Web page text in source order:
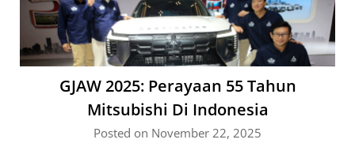
GJAW 2025: Perayaan 55 Tahun
Mitsubishi Di Indonesia
Posted on November 22, 2025